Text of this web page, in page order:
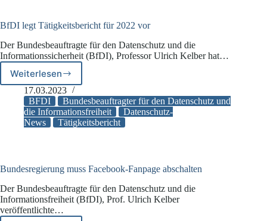
BfDI legt Tätigkeitsbericht für 2022 vor
Der Bundesbeauftragte für den Datenschutz und die
Informationssicherheit (BfDI), Professor Ulrich Kelber hat…
Weiterlesen
BfDI
legt
Tätigkeitsbericht
für
2022
17.03.2023
BFDI
Bundesbeauftragter für den Datenschutz und
die Informationsfreiheit
Datenschutz-
News
Tätigkeitsbericht
Bundesregierung muss Facebook-Fanpage abschalten
Der Bundesbeauftragte für den Datenschutz und die
Informationsfreiheit (BfDI), Prof. Ulrich Kelber
veröffentlichte…